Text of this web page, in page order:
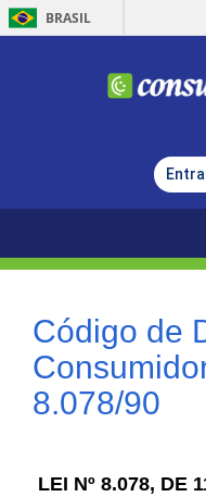
BRASIL
Código de
8.078/90
LEI Nº 8.078, DE